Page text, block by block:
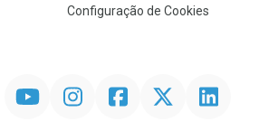
Configuração de Cookies
InstagramFacebookTwitter Linkedin